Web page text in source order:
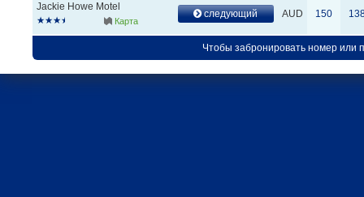
Jackie Howe Motel
Карта
следующий AUD 150
Чтобы забронировать номер